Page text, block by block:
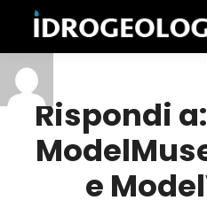
Rispondi
e